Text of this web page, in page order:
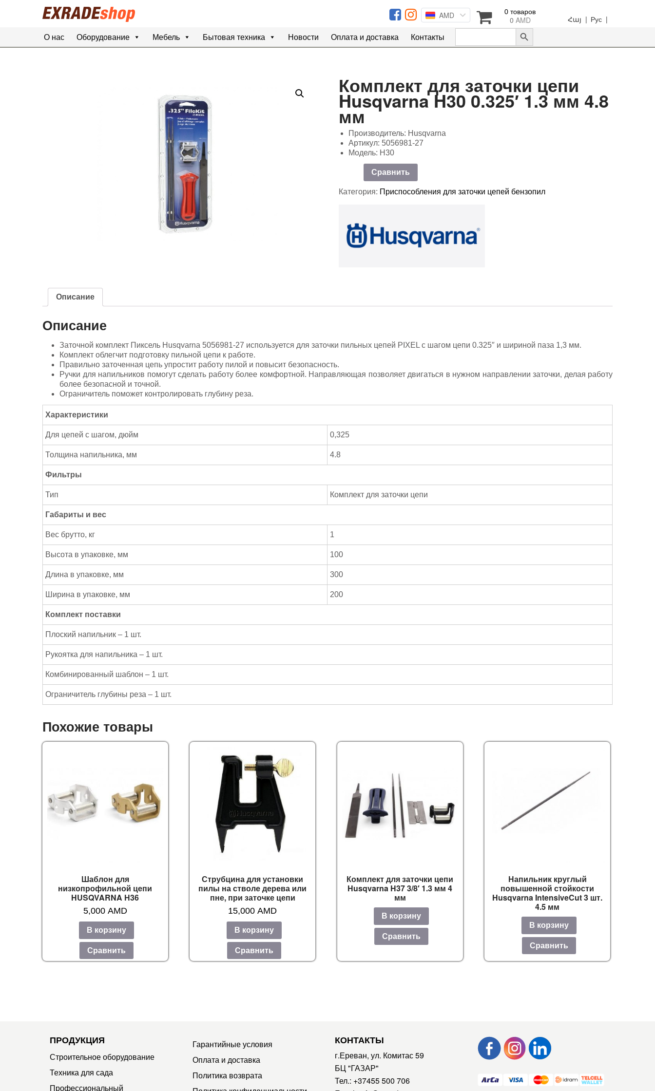
AMD 0 товаров
0 AMD Рус |
Հայ |
Search
Search Button
О нас Оборудование Мебель Бытовая техника Новости Оплата и доставка Контакты
Комплект для заточки цепи
Husqvarna H30 0.325′ 1.3 мм 4.8
мм
Производитель: Husqvarna
Артикул: 5056981-27
Модель: H30
Сравнить
Категория: Приспособления для заточки цепей бензопил
Описание
Описание
Заточной комплект Пиксель Husqvarna 5056981-27 используется для заточки пильных цепей PIXEL с шагом цепи 0.325″ и шириной паза 1,3 мм.
Комплект облегчит подготовку пильной цепи к работе.
Правильно заточенная цепь упростит работу пилой и повысит безопасность.
Ручки для напильников помогут сделать работу более комфортной. Направляющая позволяет двигаться в нужном направлении заточки, делая работу
более безопасной и точной.
Ограничитель поможет контролировать глубину реза.
Характеристики
Для цепей с шагом, дюйм 0,325
Толщина напильника, мм 4.8
Фильтры
Тип Комплект для заточки цепи
Габариты и вес
Вес брутто, кг 1
Высота в упаковке, мм 100
Длина в упаковке, мм 300
Ширина в упаковке, мм 200
Комплект поставки
Плоский напильник – 1 шт.
Рукоятка для напильника – 1 шт.
Комбинированный шаблон – 1 шт.
Ограничитель глубины реза – 1 шт.
Похожие товары
Шаблон для
низкопрофильной цепи
HUSQVARNA Н36
5,000 AMD
В корзину
Сравнить
Струбцина для установки
пилы на стволе дерева или
пне, при заточке цепи
15,000AMD
В корзину
Сравнить
Комплект для заточки цепи
Husqvarna H37 3/8′ 1.3 мм 4
мм
В корзину
Сравнить
Напильник круглый
повышенной стойкости
Husqvarna IntensiveCut 3 шт.
4.5 мм
В корзину
Сравнить
ПРОДУКЦИЯ
Строительное оборудование
Техника для сада
Профессиональный
Гарантийные условия
Оплата и доставка
Политика возврата
КОНТАКТЫ
г.Ереван, ул. Комитас 59
БЦ "ГАЗАР"
Тел.: +37455 500 706